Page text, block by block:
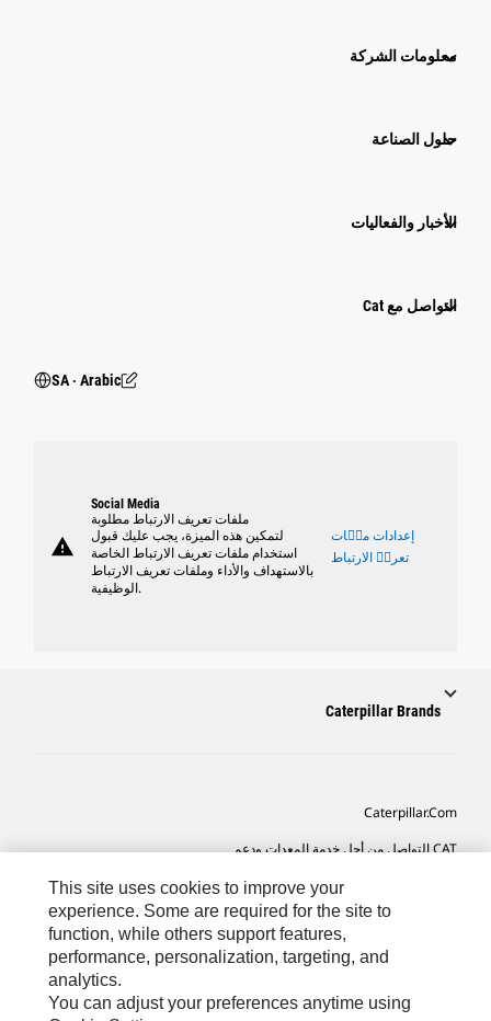
معلومات الشركة
حلول الصناعة
الأخبار والفعاليات
التواصل مع Cat
SA ‧ Arabic
warning
Social Media
ملفات تعريف الارتباط مطلوبة
لتمكين هذه الميزة، يجب عليك قبول
استخدام ملفات تعريف الارتباط الخاصة
بالاستهداف والأداء وملفات تعريف الارتباط
الوظيفية.
إعدادات ملٝات
تعريٝ الارتباط
Caterpillar Brands
Caterpillar.com
CAT التواصل من أجل خدمة المعدات ودعم
تفضيلات التسويق الخاصة بي
خريطة الموقع
Cookie Settings
This site uses cookies to improve your
experience. Some are required for the site to
function, while others support features,
performance, personalization, targeting, and
analytics.
You can adjust your preferences anytime using